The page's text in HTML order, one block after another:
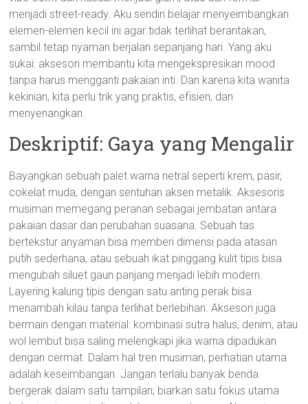
menjadi street-ready. Aku sendiri belajar menyeimbangkan
elemen-elemen kecil ini agar tidak terlihat berantakan,
sambil tetap nyaman berjalan sepanjang hari. Yang aku
sukai: aksesori membantu kita mengekspresikan mood
tanpa harus mengganti pakaian inti. Dan karena kita wanita
kekinian, kita perlu trik yang praktis, efisien, dan
menyenangkan.
Deskriptif: Gaya yang Mengalir
Bayangkan sebuah palet warna netral seperti krem, pasir,
cokelat muda, dengan sentuhan aksen metalik. Aksesoris
musiman memegang peranan sebagai jembatan antara
pakaian dasar dan perubahan suasana. Sebuah tas
bertekstur anyaman bisa memberi dimensi pada atasan
putih sederhana, atau sebuah ikat pinggang kulit tipis bisa
mengubah siluet gaun panjang menjadi lebih modern.
Layering kalung tipis dengan satu anting perak bisa
menambah kilau tanpa terlihat berlebihan. Aksesori juga
bermain dengan material: kombinasi sutra halus, denim, atau
wol lembut bisa saling melengkapi jika warna dipadukan
dengan cermat. Dalam hal tren musiman, perhatian utama
adalah keseimbangan. Jangan terlalu banyak benda
bergerak dalam satu tampilan; biarkan satu fokus utama